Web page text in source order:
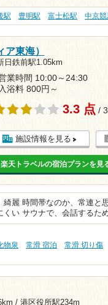
駅 豊明駅 富士松駅 中京
東海）
日鉄前駅1.05km
業時間 10:00～24:30
浴料 800円～
3.3 点 /
施設情報を見る
楽天トラベルの宿泊プランを見
綺麗 時間帯なのか、常連と
くい サウナで、会話するた
物泉 常滑 宿泊 常滑 切り傷
/ 港区役所駅234m